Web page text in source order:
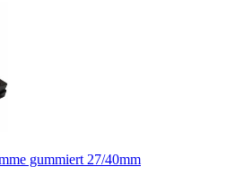
gummiert 27/40mm